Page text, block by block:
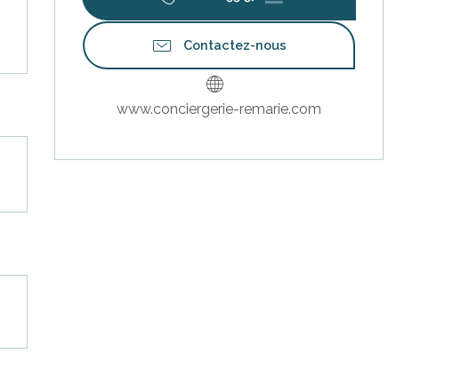
Contactez-nous
www.conciergerie-remarie.com